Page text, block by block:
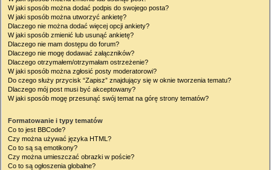
W jaki sposób można dodać podpis do swojego posta?
W jaki sposób można utworzyć ankietę?
Dlaczego nie można dodać więcej opcji ankiety?
W jaki sposób zmienić lub usunąć ankietę?
Dlaczego nie mam dostępu do forum?
Dlaczego nie mogę dodawać załączników?
Dlaczego otrzymałem/otrzymałam ostrzeżenie?
W jaki sposób można zgłosić posty moderatorowi?
Do czego służy przycisk “Zapisz” znajdujący się w oknie tworzenia tematu?
Dlaczego mój post musi być akceptowany?
W jaki sposób mogę przesunąć swój temat na górę strony tematów?
Formatowanie i typy tematów
Co to jest BBCode?
Czy można używać języka HTML?
Co to są są emotikony?
Czy można umieszczać obrazki w poście?
Co to są ogłoszenia globalne?